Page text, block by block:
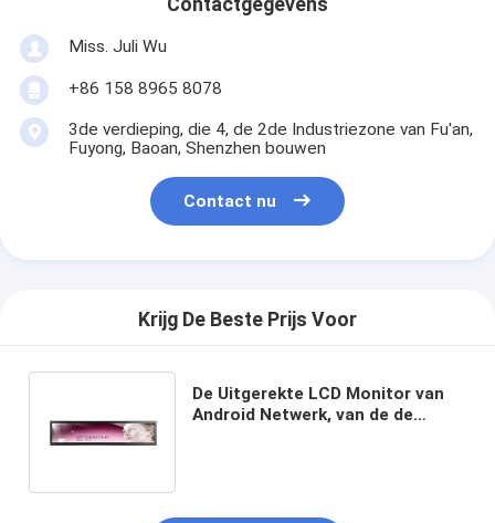
Contactgegevens
Miss. Juli Wu
+86 158 8965 8078
3de verdieping, die 4, de 2de Industriezone van Fu'an,
Fuyong, Baoan, Shenzhen bouwen
Contact nu
Krijg De Beste Prijs Voor
De Uitgerekte LCD Monitor van
Android Netwerk, van de de